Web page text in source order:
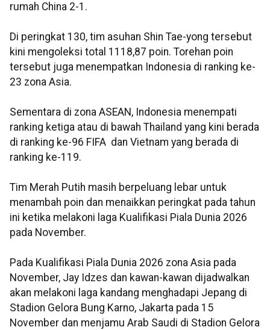
rumah China 2-1.
Di peringkat 130, tim asuhan Shin Tae-yong tersebut
kini mengoleksi total 1118,87 poin. Torehan poin
tersebut juga menempatkan Indonesia di ranking ke-
23 zona Asia.
Sementara di zona ASEAN, Indonesia menempati
ranking ketiga atau di bawah Thailand yang kini berada
di ranking ke-96 FIFA dan Vietnam yang berada di
ranking ke-119.
Tim Merah Putih masih berpeluang lebar untuk
menambah poin dan menaikkan peringkat pada tahun
ini ketika melakoni laga Kualifikasi Piala Dunia 2026
pada November.
Pada Kualifikasi Piala Dunia 2026 zona Asia pada
November, Jay Idzes dan kawan-kawan dijadwalkan
akan melakoni laga kandang menghadapi Jepang di
Stadion Gelora Bung Karno, Jakarta pada 15
November dan menjamu Arab Saudi di Stadion Gelora